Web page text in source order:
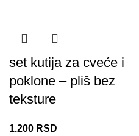
set kutija za cveće i
poklone – pliš bez
teksture
1.200 RSD